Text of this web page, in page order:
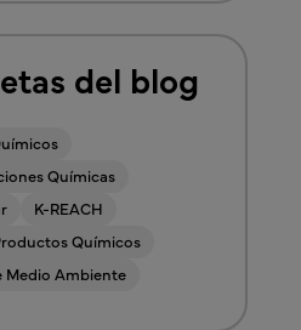
del blog
Químicas
K-REACH
Químicos
Medio Ambiente